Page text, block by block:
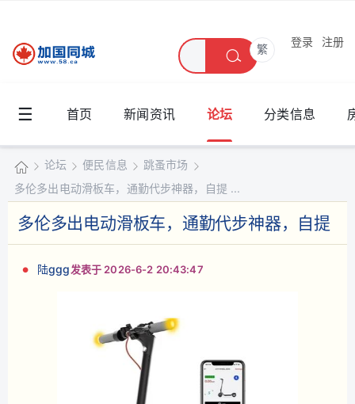
繁
登录 注册
☰ 首页 新闻资讯 论坛 分类信息
加
国
同
城
»
论坛
›
便民信息
›
跳蚤市场
›
多伦多出电动滑板车，通勤代步神器，自提 ...
多伦多出电动滑板车，通勤代步神器，自提
陆ggg发表于 2026-6-2 20:43:47